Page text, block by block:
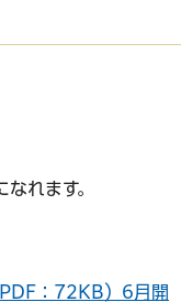
れます。
：72KB） 6月開